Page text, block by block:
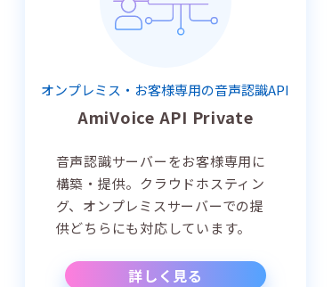
オンプレミス・お客様専用の音声認識API
AmiVoice API Private
音声認識サーバーをお客様専用に
構築・提供。クラウドホスティン
グ、オンプレミスサーバーでの提
供どちらにも対応しています。
詳しく見る